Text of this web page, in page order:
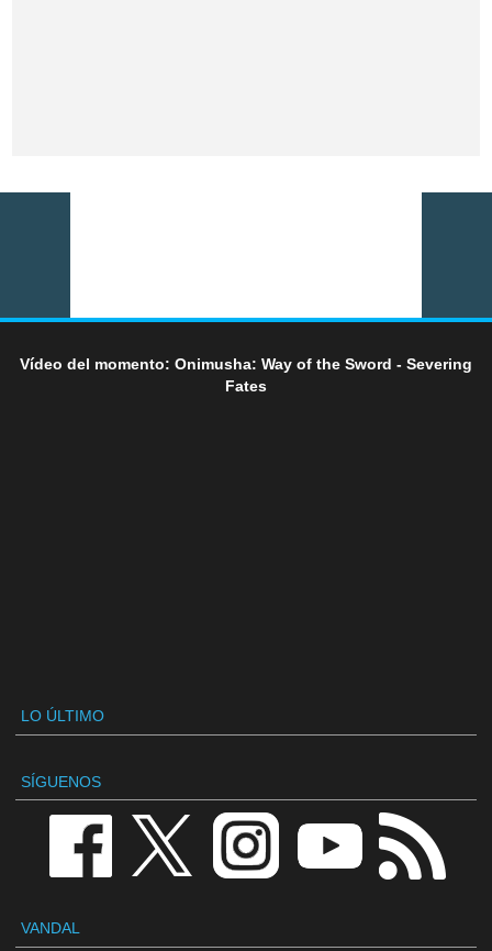
Vídeo del momento: Onimusha: Way of the Sword - Severing
Fates
LO ÚLTIMO
SÍGUENOS
VANDAL